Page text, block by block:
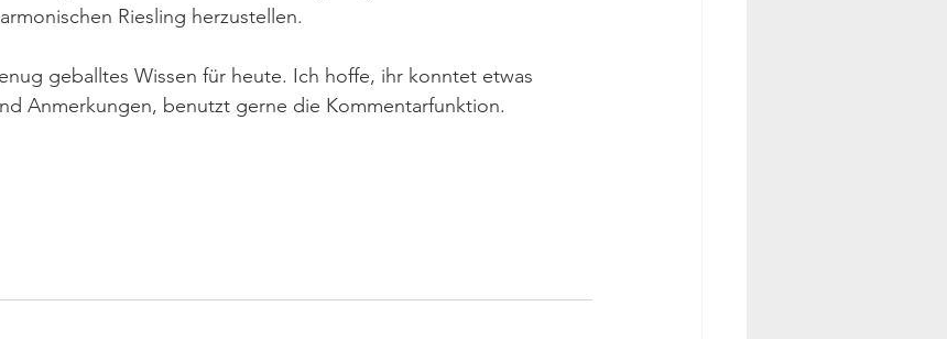
Riesling herzustellen.
geballtes Wissen für heute. Ich hoffe, ihr konntet etwas
Anmerkungen, benutzt gerne die Kommentarfunktion.